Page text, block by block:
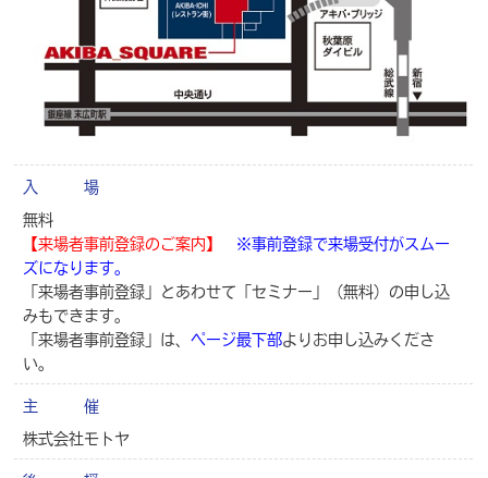
入 場
無料
【来場者事前登録のご案内】
※事前登録で来場受付がスムー
ズになります。
「来場者事前登録」とあわせて「セミナー」（無料）の申し込
みもできます。
「来場者事前登録」は、ページ最下部よりお申し込みくださ
い。
主 催
株式会社モトヤ